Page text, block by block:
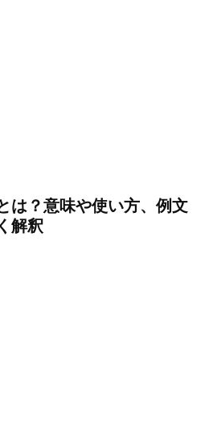
は？意味や使い方、例文
解釈